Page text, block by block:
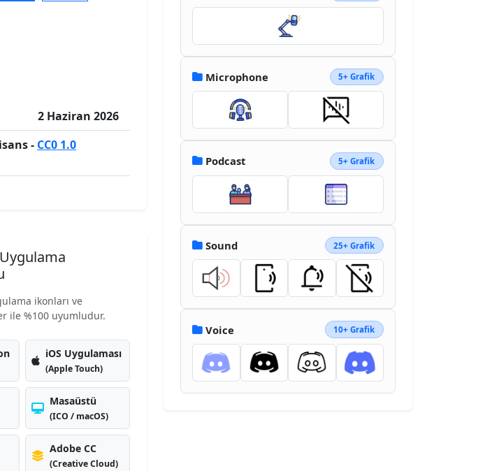
2 Haziran 2026
- CC0 1.0
ikonları ve
ile %100 uyumludur.
iOS Uygulaması
(Apple Touch)
Masaüstü
(ICO / macOS)
Adobe CC
(Creative Cloud)
Microphone 5+ Grafik
Podcast 5+ Grafik
Sound 25+ Grafik
Voice 10+ Grafik